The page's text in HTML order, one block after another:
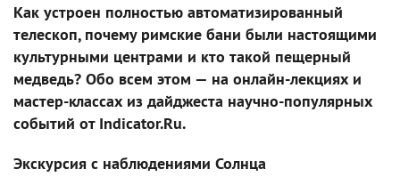
Как устроен полностью автоматизированный
телескоп, почему римские бани были настоящими
культурными центрами и кто такой пещерный
медведь? Обо всем этом — на онлайн-лекциях и
мастер-классах из дайджеста научно-популярных
событий от Indicator.Ru.
Экскурсия c наблюдениями Солнца